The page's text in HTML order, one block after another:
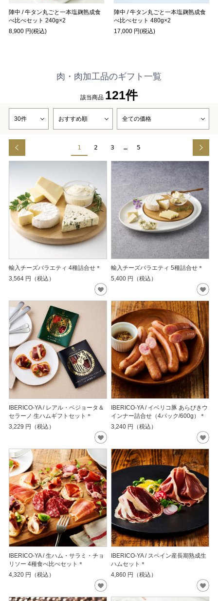
陣中 / 牛タン丸ごと一本塩麹熟成食
べ比べセット 240g×2
8,900 円(税込)
陣中 / 牛タン丸ごと一本塩麹熟成食
べ比べセット 480g×2
17,000 円(税込)
肉・肉加工品のギフト一覧
該当商品 121件
1 2 3 … 5
輸入チーズバラエティ 4種詰合せ＊
3,564 円（税込）
輸入チーズバラエティ 5種詰合せ＊
5,400 円（税込）
IBERICO-YA / レアル・ベジョータ＆
セラーノ 生ハムギフトセット＊
3,229 円（税込）
IBERICO-YA / イベリコ豚 あらびきウ
インナー詰合せ（4パック/600g）＊
3,240 円（税込）
IBERICO-YA / 生ハム・サラミ・チョ
リソー 4種食べ比べセット＊
4,320 円（税込）
IBERICO-YA / スペイン産長期熟成生
ハムセット＊
4,860 円（税込）